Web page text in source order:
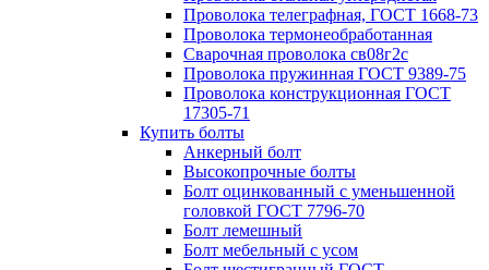
Проволока телеграфная, ГОСТ 1668-73
Проволока термонеобработанная
Сварочная проволока св08г2с
Проволока пружинная ГОСТ 9389-75
Проволока конструкционная ГОСТ
17305-71
Купить болты
Анкерный болт
Высокопрочные болты
Болт оцинкованный с уменьшенной
головкой ГОСТ 7796-70
Болт лемешный
Болт мебельный с усом